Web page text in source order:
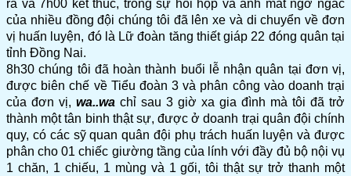
ra và 7h00 kết thúc, trong sự hồi hộp và ánh mắt ngơ ngác
của nhiều đồng đội chúng tôi đã lên xe và di chuyển về đơn
vị huấn luyện, đó là Lữ đoàn tăng thiết giáp 22 đóng quân tại
tỉnh Đồng Nai.
8h30 chúng tôi đã hoàn thành buổi lễ nhận quân tại đơn vị,
được biên chế về Tiểu đoàn 3 và phân công vào doanh trại
của đơn vị, wa..wa chỉ sau 3 giờ xa gia đình mà tôi đã trở
thành một tân binh thật sự, được ở doanh trại quân đội chính
quy, có các sỹ quan quân đội phụ trách huấn luyện và được
phân cho 01 chiếc giường tầng của lính với đầy đủ bộ nội vụ
1 chăn, 1 chiếu, 1 mùng và 1 gối, tôi thật sự trở thanh một